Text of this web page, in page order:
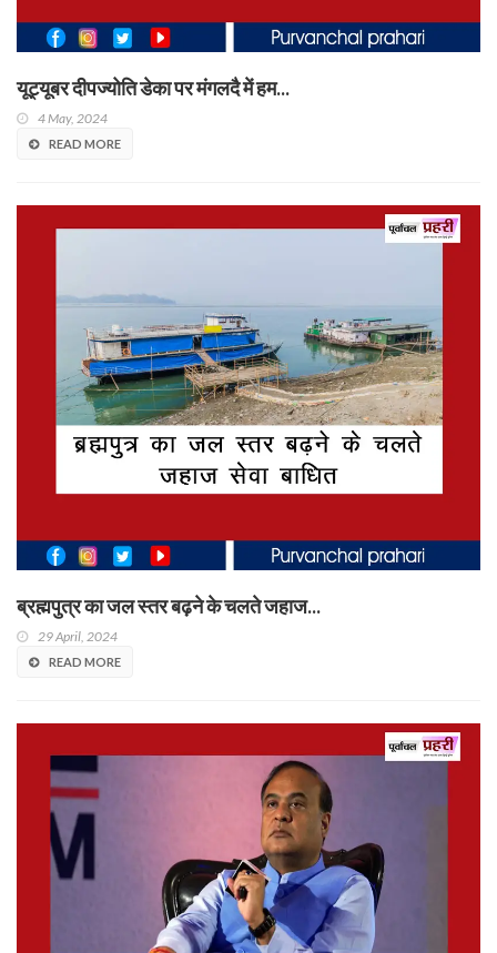
यूट्यूबर दीपज्योति डेका पर मंगलदै में हम...
4 May, 2024
READ MORE
ब्रह्मपुत्र का जल स्तर बढ़ने के चलते जहाज...
29 April, 2024
READ MORE